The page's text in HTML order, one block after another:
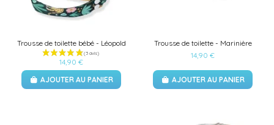
Trousse de toilette bébé - Léopold
14,90 €
AJOUTER AU PANIER
Trousse de toilette - Marinière
14,90 €
AJOUTER AU PANIER